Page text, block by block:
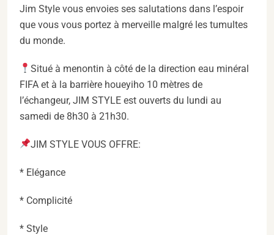
Jim Style vous envoies ses salutations dans l’espoir
que vous vous portez à merveille malgré les tumultes
du monde.
Situé à menontin à côté de la direction eau minéral
FIFA et à la barrière houeyiho 10 mètres de
l’échangeur, JIM STYLE est ouverts du lundi au
samedi de 8h30 à 21h30.
JIM STYLE VOUS OFFRE:
* Elégance
* Complicité
* Style